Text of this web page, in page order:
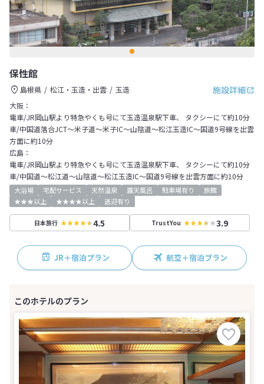
保性館
施設詳細
島根県 松江・玉造・出雲
玉造
大阪：
電車/JR岡山駅より特急やくも号にて玉造温泉駅下車、 タクシーにて約10分
車/中国道落合JCT～米子道～米子IC～山陰道～松江玉造IC～国道9号線を出雲
方面に約10分
広島：
電車/JR岡山駅より特急やくも号にて玉造温泉駅下車、 タクシーにて約10分
車/中国道～松江道～山陰道～松江玉造IC～国道9号線を出雲方面に約10分
大浴場 宅配サービス 天然温泉 露天風呂 駐車場有り
旅館
★★★以上
★★★★以上 送迎有り
日本旅行 4.5 TrustYou 3.9
JR＋宿泊プラン 航空＋宿泊プラン